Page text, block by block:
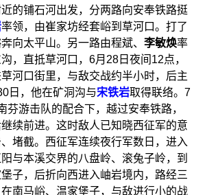
的铺石河出发，分两路向安奉铁路挺
率领，由崔家坊经套峪到草河口。打了
向太平山。另一路由程斌、 李敏焕率
，直抵草河口，6月28日夜间12点，
河口街里，与敌交战约半小时，后主
日，他在矿洞沟与宋铁岩取得联络。7
芬游击队的配合下，越过安奉铁路，
续前进。这时敌人已知晓西征军的意
堵截。西征军连续夜行军数日，进入
与本溪交界的八盘岭、滚兔子岭，到
子，后折向西进入岫岩境内，路经三
南马峪、温家堡子，与敌进行小的战